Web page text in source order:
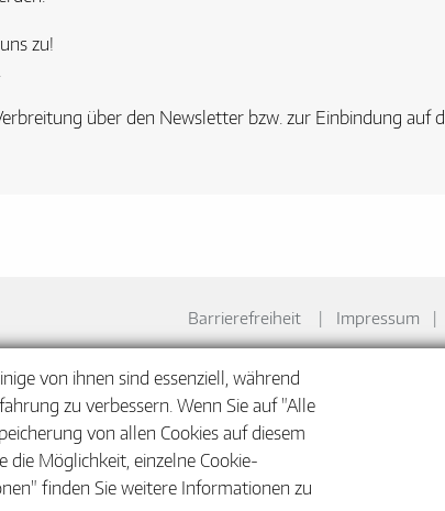
zu!
über den Newsletter bzw. zur Einbindung auf
Barrierefreiheit Impressum
von ihnen sind essenziell, während
zu verbessern. Wenn Sie auf "Alle
von allen Cookies auf diesem
die Möglichkeit, einzelne Cookie-
finden Sie weitere Informationen zu